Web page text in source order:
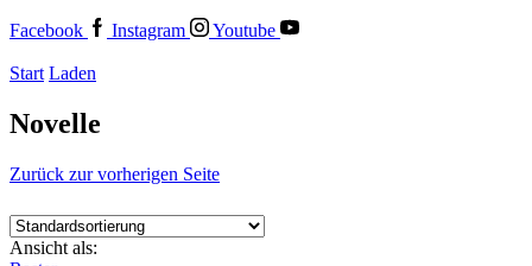
Facebook Instagram Youtube
Start Laden
Novelle
Zurück zur vorherigen Seite
Ansicht als: